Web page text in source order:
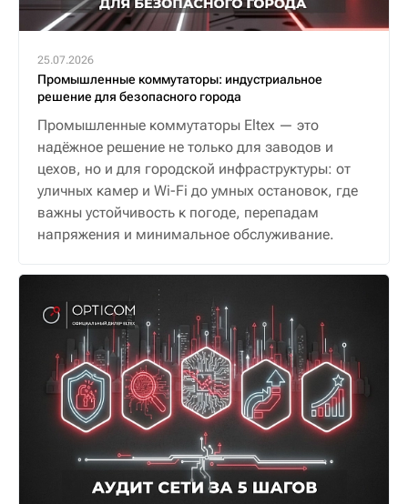
25.07.2026
Промышленные коммутаторы: индустриальное
решение для безопасного города
Промышленные коммутаторы Eltex — это
надёжное решение не только для заводов и
цехов, но и для городской инфраструктуры: от
уличных камер и Wi-Fi до умных остановок, где
важны устойчивость к погоде, перепадам
напряжения и минимальное обслуживание.